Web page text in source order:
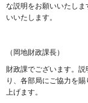
な説明をお願いいたし
いいたします。
（岡地財政課長）
財政課でございます。
り、各部局にご協力を
上げます。